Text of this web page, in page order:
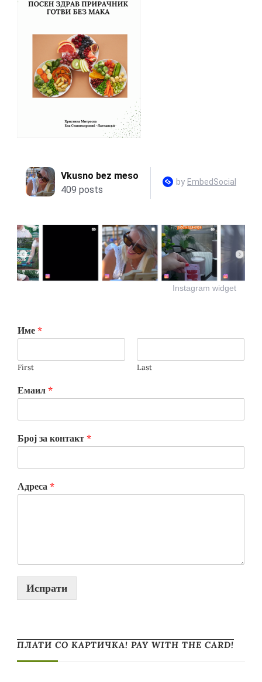
Instagram widget
Име *
First Last
Емаил *
Број за контакт *
Адреса *
Испрати
ПЛАТИ СО КАРТИЧКА! PAY WITH THE CARD!